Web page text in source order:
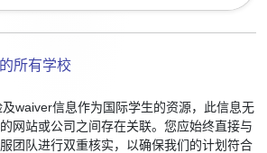
所有学校
waiver信息作为国际学生的资源，此信息无
网站或公司之间存在关联。您应始终直接与
团队进行双重核实，以确保我们的计划符合